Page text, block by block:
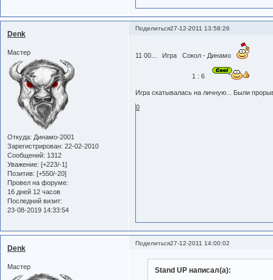
Поделиться27-12-2011 13:58:26
Denk
Мастер
Откуда: Динамо-2001
Зарегистрирован: 22-02-2010
Сообщений: 1312
Уважение: [+223/-1]
Позитив: [+550/-20]
Провел на форуме:
16 дней 12 часов
Последний визит:
23-08-2019 14:33:54
11 00... Игра Сокол - Динамо
1 : 6
Игра скатывалась на личную... Были
0
Поделиться27-12-2011 14:00:02
Denk
Мастер Stand UP написал(а):